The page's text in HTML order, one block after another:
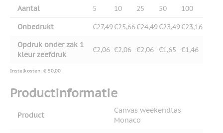
Aantal 5 10 25 50 100
Onbedrukt €27,49€25,66€24,49€23,49€23,16
Opdruk onder zak 1
kleur zeefdruk
€2,06 €2,06 €2,06 €1,65 €1,46
Instelkosten: € 50,00
Productinformatie
Product
Canvas weekendtas
Monaco